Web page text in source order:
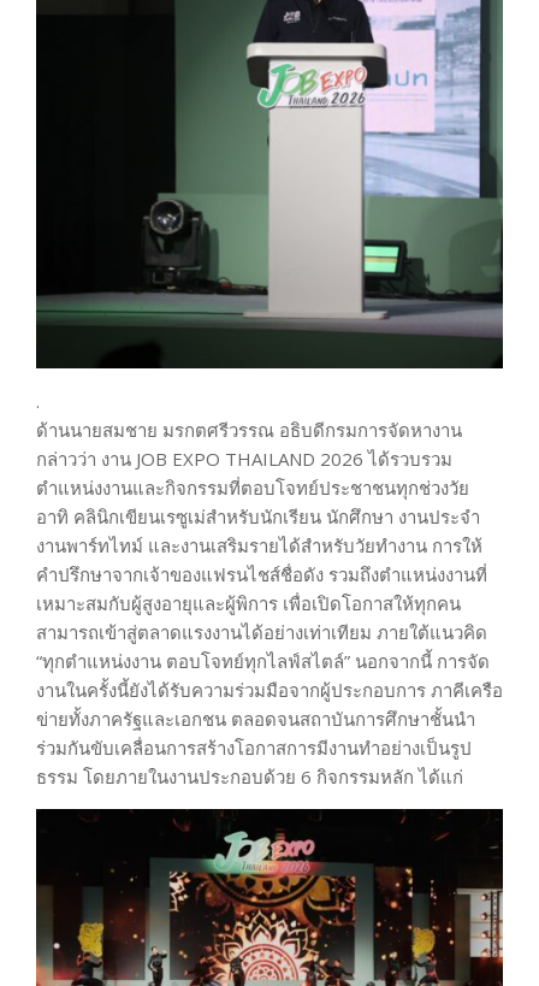
.
ด้านนายสมชาย มรกตศรีวรรณ อธิบดีกรมการจัดหางาน
กล่าวว่า งาน JOB EXPO THAILAND 2026 ได้รวบรวม
ตำแหน่งงานและกิจกรรมที่ตอบโจทย์ประชาชนทุกช่วงวัย
อาทิ คลินิกเขียนเรซูเม่สำหรับนักเรียน นักศึกษา งานประจำ
งานพาร์ทไทม์ และงานเสริมรายได้สำหรับวัยทำงาน การให้
คำปรึกษาจากเจ้าของแฟรนไชส์ชื่อดัง รวมถึงตำแหน่งงานที่
เหมาะสมกับผู้สูงอายุและผู้พิการ เพื่อเปิดโอกาสให้ทุกคน
สามารถเข้าสู่ตลาดแรงงานได้อย่างเท่าเทียม ภายใต้แนวคิด
“ทุกตำแหน่งงาน ตอบโจทย์ทุกไลฟ์สไตล์” นอกจากนี้ การจัด
งานในครั้งนี้ยังได้รับความร่วมมือจากผู้ประกอบการ ภาคีเครือ
ข่ายทั้งภาครัฐและเอกชน ตลอดจนสถาบันการศึกษาชั้นนำ
ร่วมกันขับเคลื่อนการสร้างโอกาสการมีงานทำอย่างเป็นรูป
ธรรม โดยภายในงานประกอบด้วย 6 กิจกรรมหลัก ได้แก่